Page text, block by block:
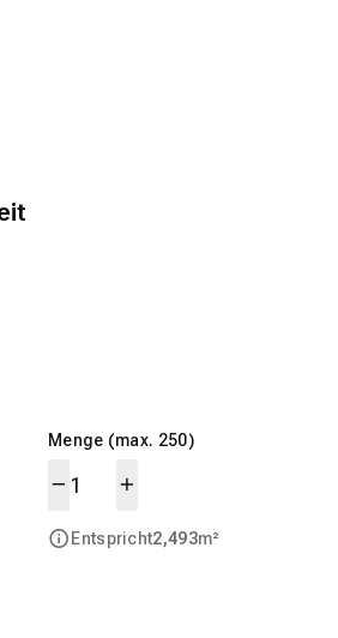
Menge (max. 250)
Entspricht2,493m²